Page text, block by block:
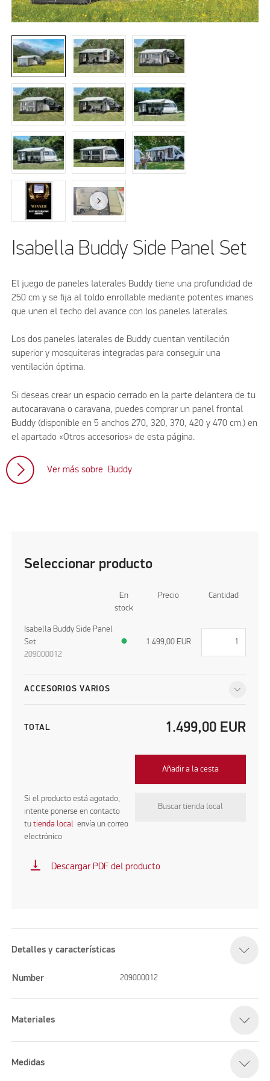
Isabella Buddy Side Panel Set
El juego de paneles laterales Buddy tiene una profundidad de
250 cm y se fija al toldo enrollable mediante potentes imanes
que unen el techo del avance con los paneles laterales.
Los dos paneles laterales de Buddy cuentan ventilación
superior y mosquiteras integradas para conseguir una
ventilación óptima.
Si deseas crear un espacio cerrado en la parte delantera de tu
autocaravana o caravana, puedes comprar un panel frontal
Buddy (disponible en 5 anchos 270, 320, 370, 420 y 470 cm.) en
el apartado «Otros accesorios» de esta página.
Ver más sobre Buddy
Seleccionar producto
En
stock
Precio Cantidad
Isabella Buddy Side Panel
Set
209000012
● 1.499,00 EUR
ACCESORIOS VARIOS
TOTAL 1.499,00 EUR
Añadir a la cesta
Si el producto está agotado,
intente ponerse en contacto
tutienda localenvía un correo
electrónico
Buscar tienda local
vertical_align_bottom Descargar PDF del producto
Detalles y características
Number 209000012
Materiales
Medidas